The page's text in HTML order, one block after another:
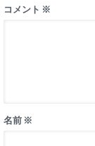
コメント ※
名前 ※